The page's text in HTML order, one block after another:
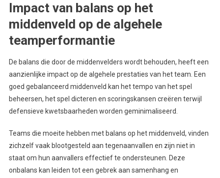
Impact van balans op het
middenveld op de algehele
teamperformantie
De balans die door de middenvelders wordt behouden, heeft een
aanzienlijke impact op de algehele prestaties van het team. Een
goed gebalanceerd middenveld kan het tempo van het spel
beheersen, het spel dicteren en scoringskansen creëren terwijl
defensieve kwetsbaarheden worden geminimaliseerd.
Teams die moeite hebben met balans op het middenveld, vinden
zichzelf vaak blootgesteld aan tegenaanvallen en zijn niet in
staat om hun aanvallers effectief te ondersteunen. Deze
onbalans kan leiden tot een gebrek aan samenhang en